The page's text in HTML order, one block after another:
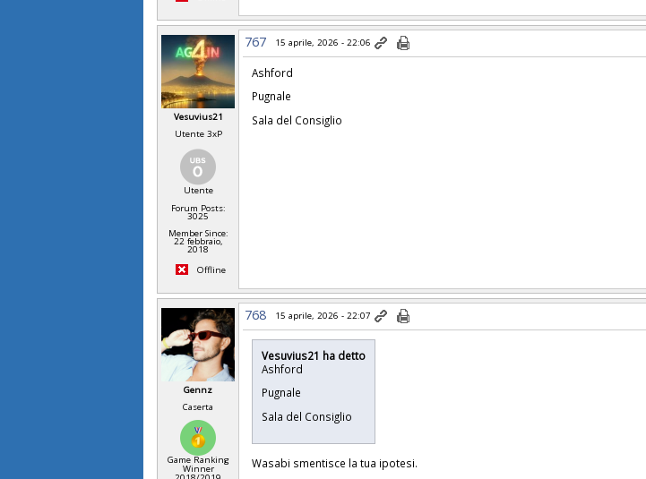
Vesuvius21
Utente 3xP
Utente
Forum Posts:
3025
Member Since:
22 febbraio,
2018
Offline
767 15 aprile, 2026 - 22:06
Ashford
Pugnale
Sala del Consiglio
Gennz
Caserta
Game Ranking
Winner
768 15 aprile, 2026 - 22:07
Vesuvius21 ha detto
Ashford
Pugnale
Sala del Consiglio
Wasabi smentisce la tua ipotesi.